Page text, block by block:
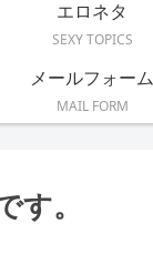
エロネタ
SEXY TOPICS
メールフォーム
MAIL FORM
す。